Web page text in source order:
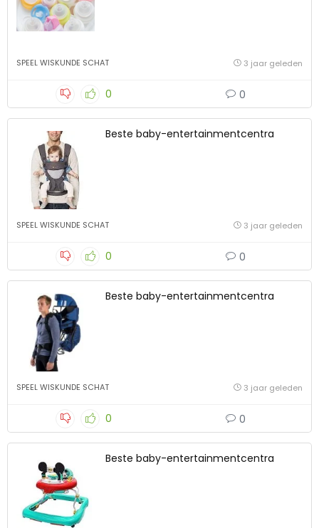
SPEEL WISKUNDE SCHAT 3 jaar geleden
0 0
Beste baby-entertainmentcentra
SPEEL WISKUNDE SCHAT 3 jaar geleden
0 0
Beste baby-entertainmentcentra
SPEEL WISKUNDE SCHAT 3 jaar geleden
0 0
Beste baby-entertainmentcentra